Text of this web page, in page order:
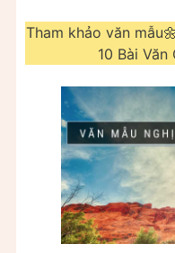
Tham khảo văn mẫu🌼
10 Bài